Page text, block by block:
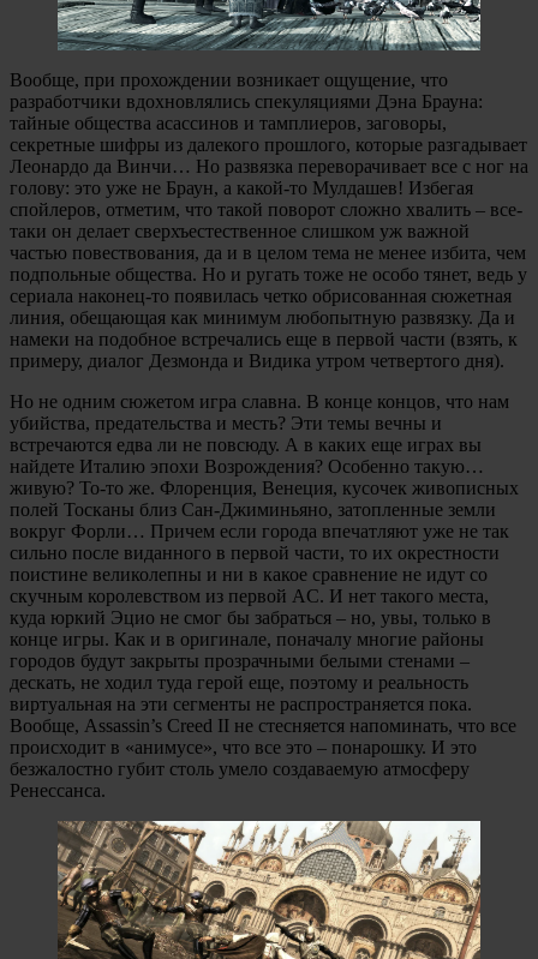
Вообще, при прохождении возникает ощущение, что
разработчики вдохновлялись спекуляциями Дэна Брауна:
тайные общества асассинов и тамплиеров, заговоры,
секретные шифры из далекого прошлого, которые разгадывает
Леонардо да Винчи… Но развязка переворачивает все с ног на
голову: это уже не Браун, а какой-то Мулдашев! Избегая
спойлеров, отметим, что такой поворот сложно хвалить – все-
таки он делает сверхъестественное слишком уж важной
частью повествования, да и в целом тема не менее избита, чем
подпольные общества. Но и ругать тоже не особо тянет, ведь у
сериала наконец-то появилась четко обрисованная сюжетная
линия, обещающая как минимум любопытную развязку. Да и
намеки на подобное встречались еще в первой части (взять, к
примеру, диалог Дезмонда и Видика утром четвертого дня).
Но не одним сюжетом игра славна. В конце концов, что нам
убийства, предательства и месть? Эти темы вечны и
встречаются едва ли не повсюду. А в каких еще играх вы
найдете Италию эпохи Возрождения? Особенно такую…
живую? То-то же. Флоренция, Венеция, кусочек живописных
полей Тосканы близ Сан-Джиминьяно, затопленные земли
вокруг Форли… Причем если города впечатляют уже не так
сильно после виданного в первой части, то их окрестности
поистине великолепны и ни в какое сравнение не идут со
скучным королевством из первой AC. И нет такого места,
куда юркий Эцио не смог бы забраться – но, увы, только в
конце игры. Как и в оригинале, поначалу многие районы
городов будут закрыты прозрачными белыми стенами –
дескать, не ходил туда герой еще, поэтому и реальность
виртуальная на эти сегменты не распространяется пока.
Вообще, Assassin’s Creed II не стесняется напоминать, что все
происходит в «анимусе», что все это – понарошку. И это
безжалостно губит столь умело создаваемую атмосферу
Ренессанса.